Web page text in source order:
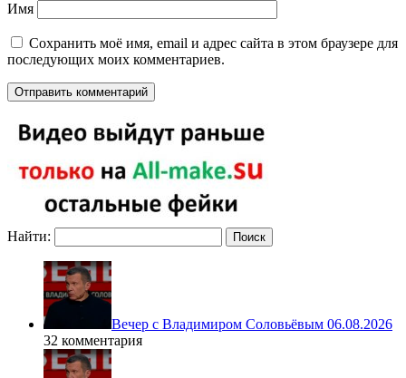
Имя
Сохранить моё имя, email и адрес сайта в этом браузере для
последующих моих комментариев.
Найти:
Вечер с Владимиром Соловьёвым 06.08.2026
32 комментария